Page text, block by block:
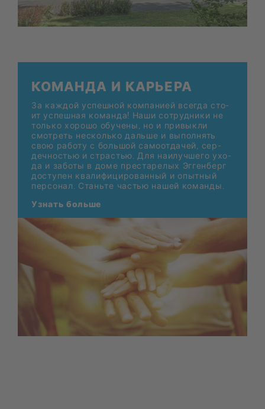
КО­МАН­ДА И КА­РЬЕ­РА
За каж­дой успеш­ной ком­па­ни­ей все­гда сто­
ит успеш­ная ко­ман­да! Наши со­труд­ни­ки не
толь­ко хо­ро­шо обу­че­ны, но и при­вык­ли
смот­реть несколь­ко даль­ше и вы­пол­нять
свою ра­бо­ту с боль­шой са­мо­от­да­чей, сер­
деч­но­стью и стра­стью. Для наи­луч­ше­го ухо­
да и за­бо­ты в доме пре­ста­ре­лых Эг­ген­берг
до­сту­пен ква­ли­фи­ци­ро­ван­ный и опыт­ный
пер­со­нал. Стань­те ча­стью на­шей ко­ман­ды.
Узнать боль­ше